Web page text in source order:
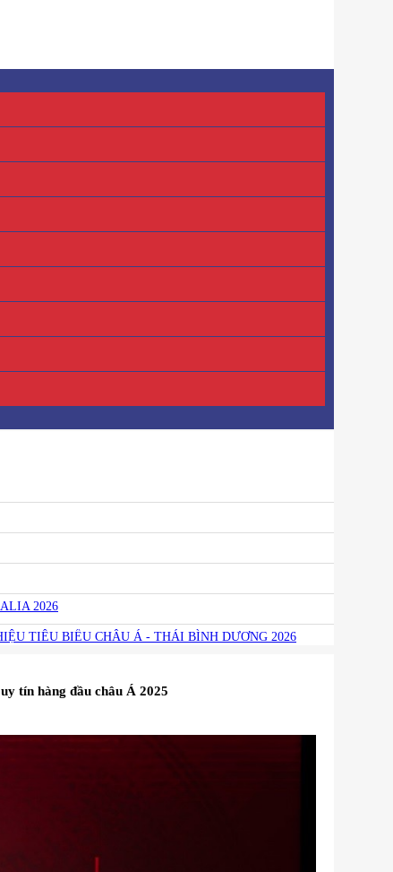
2026
TIÊU BIỂU CHÂU Á - THÁI BÌNH DƯƠNG 2026
tín hàng đầu châu Á 2025